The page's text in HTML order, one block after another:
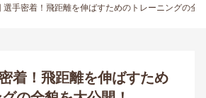
選手密着！飛距離を伸ばすためのトレーニングの全
着！飛距離を伸ばすため